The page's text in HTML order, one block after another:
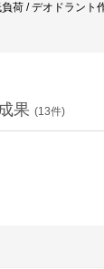
荷 / デオドラント
果 (13件)